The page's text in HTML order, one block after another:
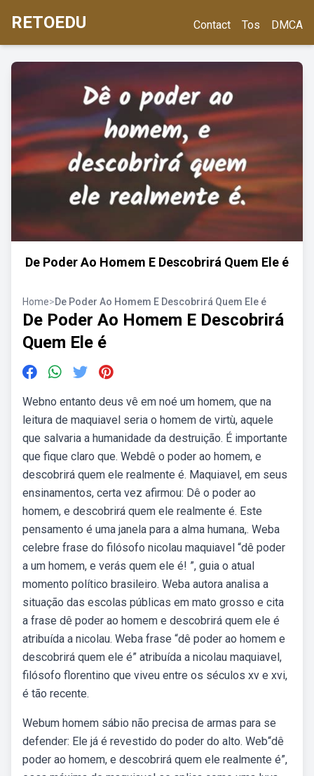
RETOEDU Contact Tos DMCA
De Poder Ao Homem E Descobrirá Quem Ele é
Home>De Poder Ao Homem E Descobrirá Quem Ele é
De Poder Ao Homem E Descobrirá
Quem Ele é
Webno entanto deus vê em noé um homem, que na
leitura de maquiavel seria o homem de virtù, aquele
que salvaria a humanidade da destruição. É importante
que fique claro que. Webdê o poder ao homem, e
descobrirá quem ele realmente é. Maquiavel, em seus
ensinamentos, certa vez afirmou: Dê o poder ao
homem, e descobrirá quem ele realmente é. Este
pensamento é uma janela para a alma humana,. Weba
celebre frase do filósofo nicolau maquiavel “dê poder
a um homem, e verás quem ele é! ”, guia o atual
momento político brasileiro. Weba autora analisa a
situação das escolas públicas em mato grosso e cita
a frase dê poder ao homem e descobrirá quem ele é
atribuída a nicolau. Weba frase “dê poder ao homem e
descobrirá quem ele é” atribuída a nicolau maquiavel,
filósofo florentino que viveu entre os séculos xv e xvi,
é tão recente.
Webum homem sábio não precisa de armas para se
defender: Ele já é revestido do poder do alto. Web“dê
poder ao homem, e descobrirá quem ele realmente é”,